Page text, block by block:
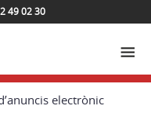
49 02 30
electrònic